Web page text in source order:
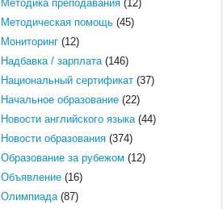
Методика преподавания(12)
Методическая помощь(45)
Мониторинг(12)
Надбавка / зарплата(146)
Национальный сертификат(37)
Начальное образование(22)
Новости английского языка(44)
Новости образования(374)
Образование за рубежом (12)
Объявление(16)
Олимпиада(87)